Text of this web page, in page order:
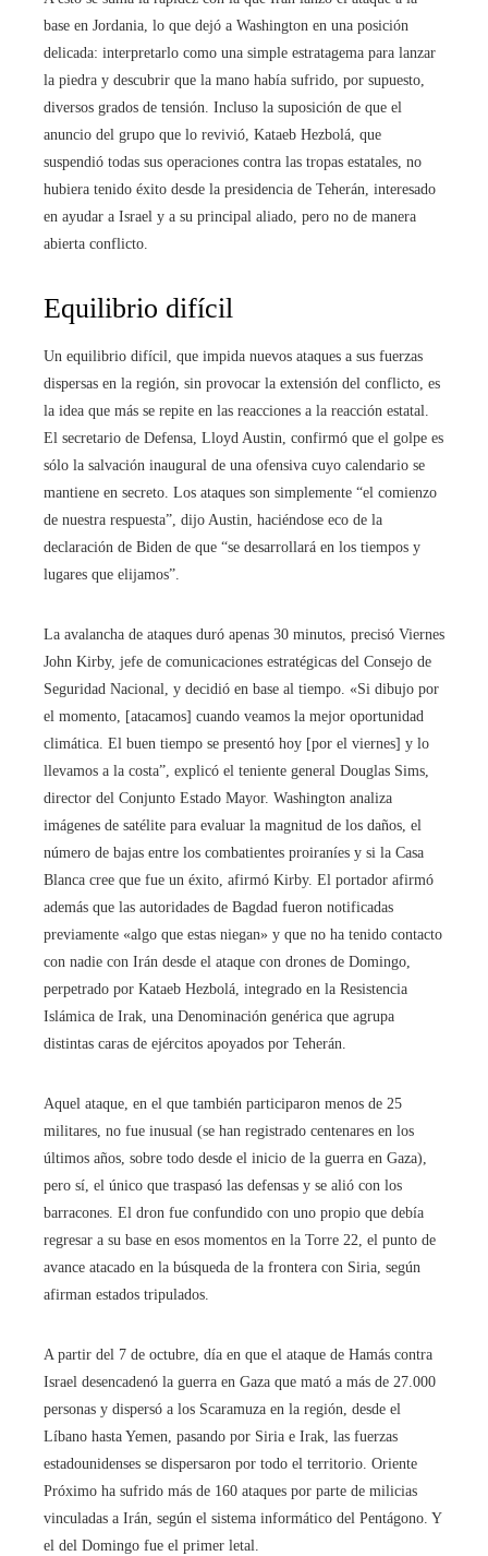
base en Jordania, lo que dejó a Washington en una posición
delicada: interpretarlo como una simple estratagema para lanzar
la piedra y descubrir que la mano había sufrido, por supuesto,
diversos grados de tensión. Incluso la suposición de que el
anuncio del grupo que lo revivió, Kataeb Hezbolá, que
suspendió todas sus operaciones contra las tropas estatales, no
hubiera tenido éxito desde la presidencia de Teherán, interesado
en ayudar a Israel y a su principal aliado, pero no de manera
abierta conflicto.
Equilibrio difícil
Un equilibrio difícil, que impida nuevos ataques a sus fuerzas
dispersas en la región, sin provocar la extensión del conflicto, es
la idea que más se repite en las reacciones a la reacción estatal.
El secretario de Defensa, Lloyd Austin, confirmó que el golpe es
sólo la salvación inaugural de una ofensiva cuyo calendario se
mantiene en secreto. Los ataques son simplemente “el comienzo
de nuestra respuesta”, dijo Austin, haciéndose eco de la
declaración de Biden de que “se desarrollará en los tiempos y
lugares que elijamos”.
La avalancha de ataques duró apenas 30 minutos, precisó Viernes
John Kirby, jefe de comunicaciones estratégicas del Consejo de
Seguridad Nacional, y decidió en base al tiempo. «Si dibujo por
el momento, [atacamos] cuando veamos la mejor oportunidad
climática. El buen tiempo se presentó hoy [por el viernes] y lo
llevamos a la costa”, explicó el teniente general Douglas Sims,
director del Conjunto Estado Mayor. Washington analiza
imágenes de satélite para evaluar la magnitud de los daños, el
número de bajas entre los combatientes proiraníes y si la Casa
Blanca cree que fue un éxito, afirmó Kirby. El portador afirmó
además que las autoridades de Bagdad fueron notificadas
previamente «algo que estas niegan» y que no ha tenido contacto
con nadie con Irán desde el ataque con drones de Domingo,
perpetrado por Kataeb Hezbolá, integrado en la Resistencia
Islámica de Irak, una Denominación genérica que agrupa
distintas caras de ejércitos apoyados por Teherán.
Aquel ataque, en el que también participaron menos de 25
militares, no fue inusual (se han registrado centenares en los
últimos años, sobre todo desde el inicio de la guerra en Gaza),
pero sí, el único que traspasó las defensas y se alió con los
barracones. El dron fue confundido con uno propio que debía
regresar a su base en esos momentos en la Torre 22, el punto de
avance atacado en la búsqueda de la frontera con Siria, según
afirman estados tripulados.
A partir del 7 de octubre, día en que el ataque de Hamás contra
Israel desencadenó la guerra en Gaza que mató a más de 27.000
personas y dispersó a los Scaramuza en la región, desde el
Líbano hasta Yemen, pasando por Siria e Irak, las fuerzas
estadounidenses se dispersaron por todo el territorio. Oriente
Próximo ha sufrido más de 160 ataques por parte de milicias
vinculadas a Irán, según el sistema informático del Pentágono. Y
el del Domingo fue el primer letal.